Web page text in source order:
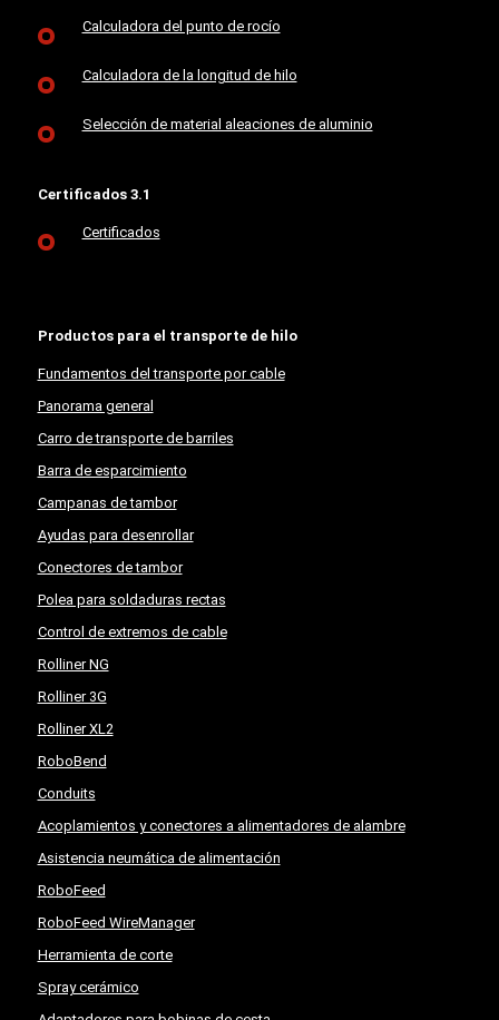
Calculadora del punto de rocío
Calculadora de la longitud de hilo
Selección de material aleaciones de aluminio
Certificados 3.1
Certificados
Productos para el transporte de hilo
Fundamentos del transporte por cable
Panorama general
Carro de transporte de barriles
Barra de esparcimiento
Campanas de tambor
Ayudas para desenrollar
Conectores de tambor
Polea para soldaduras rectas
Control de extremos de cable
Rolliner NG
Rolliner 3G
Rolliner XL2
RoboBend
Conduits
Acoplamientos y conectores a alimentadores de alambre
Asistencia neumática de alimentación
RoboFeed
RoboFeed WireManager
Herramienta de corte
Spray cerámico